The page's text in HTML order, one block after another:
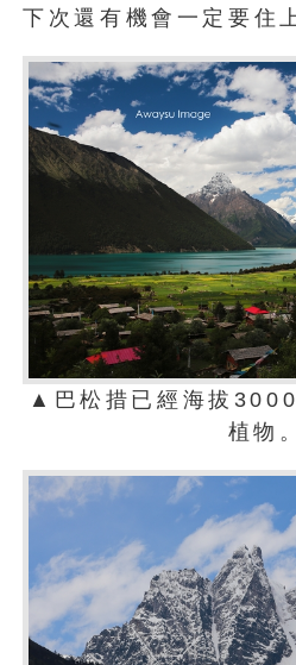
下次還有機會一定要住
▲巴松措已經海拔
植物。